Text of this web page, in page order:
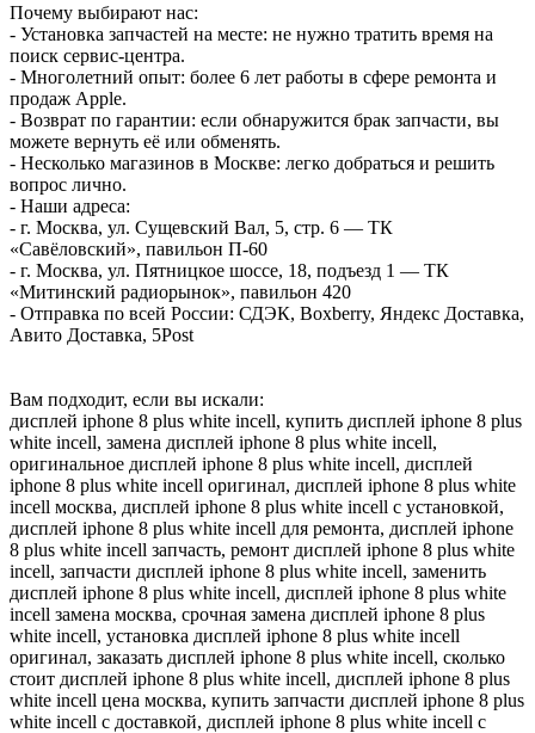
Почему выбирают нас:
- Установка запчастей на месте: не нужно тратить время на
поиск сервис-центра.
- Многолетний опыт: более 6 лет работы в сфере ремонта и
продаж Apple.
- Возврат по гарантии: если обнаружится брак запчасти, вы
можете вернуть её или обменять.
- Несколько магазинов в Москве: легко добраться и решить
вопрос лично.
- Наши адреса:
- г. Москва, ул. Сущевский Вал, 5, стр. 6 — ТК
«Савёловский», павильон П-60
- г. Москва, ул. Пятницкое шоссе, 18, подъезд 1 — ТК
«Митинский радиорынок», павильон 420
- Отправка по всей России: СДЭК, Boxberry, Яндекс Доставка,
Авито Доставка, 5Post
Вам подходит, если вы искали:
дисплей iphone 8 plus white incell, купить дисплей iphone 8 plus
white incell, замена дисплей iphone 8 plus white incell,
оригинальное дисплей iphone 8 plus white incell, дисплей
iphone 8 plus white incell оригинал, дисплей iphone 8 plus white
incell москва, дисплей iphone 8 plus white incell с установкой,
дисплей iphone 8 plus white incell для ремонта, дисплей iphone
8 plus white incell запчасть, ремонт дисплей iphone 8 plus white
incell, запчасти дисплей iphone 8 plus white incell, заменить
дисплей iphone 8 plus white incell, дисплей iphone 8 plus white
incell замена москва, срочная замена дисплей iphone 8 plus
white incell, установка дисплей iphone 8 plus white incell
оригинал, заказать дисплей iphone 8 plus white incell, сколько
стоит дисплей iphone 8 plus white incell, дисплей iphone 8 plus
white incell цена москва, купить запчасти дисплей iphone 8 plus
white incell с доставкой, дисплей iphone 8 plus white incell с